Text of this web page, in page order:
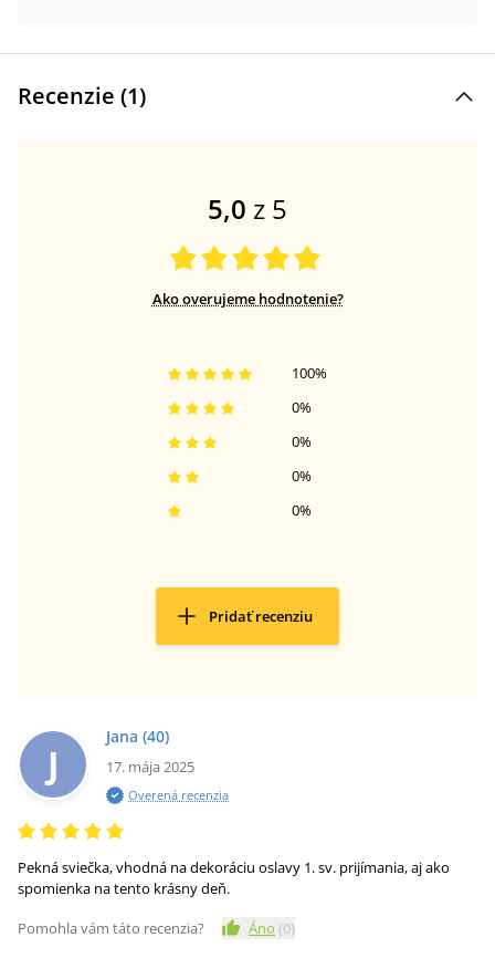
Recenzie (1)
5,0 z 5
Ako overujeme hodnotenie?
0%
0%
0%
0%
100%
Pridať recenziu
J
Jana (40)
17. mája 2025
Overená recenzia
Pekná sviečka, vhodná na dekoráciu oslavy 1. sv. prijímania, aj ako
spomienka na tento krásny deň.
Pomohla vám táto recenzia?
Áno (0)